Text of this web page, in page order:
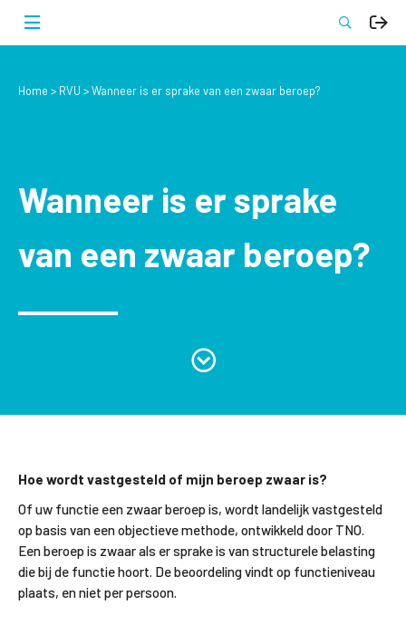
Home RVU Wanneer is er sprake van een zwaar beroep?
Wanneer is er sprake
van een zwaar beroep?
Hoe wordt vastgesteld of mijn beroep zwaar is?
Of uw functie een zwaar beroep is, wordt landelijk vastgesteld
op basis van een objectieve methode, ontwikkeld door TNO.
Een beroep is zwaar als er sprake is van structurele belasting
die bij de functie hoort. De beoordeling vindt op functieniveau
plaats, en niet per persoon.